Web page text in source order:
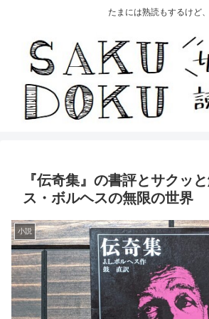
たまには熟読もするけど、
『伝奇集』の書評とサクッ
ス・ボルヘスの無限の世界
小説